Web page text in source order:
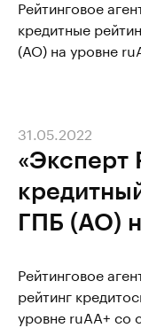
Рейтинговое
кредитные
(АО) на уровне
«Эксперт
ГПБ (АО)
31.05.2022
Рейтинговое
рейтинг
уровне ruАА+ со